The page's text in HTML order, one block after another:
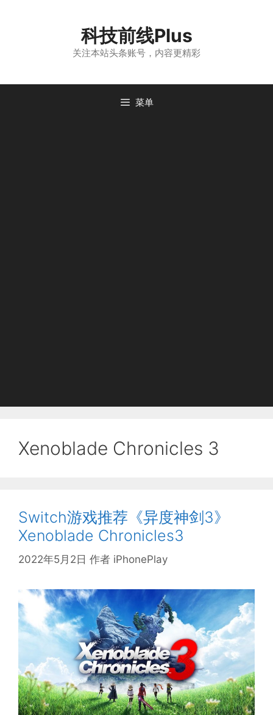
科技前线Plus
关注本站头条账号，内容更精彩
菜单
Xenoblade Chronicles 3
Switch游戏推荐《异度神剑3》
Xenoblade Chronicles3
2022年5月2日 作者 iPhonePlay